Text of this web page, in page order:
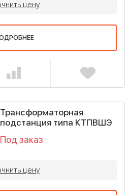
цену
Трансформаторная
подстанция типа КТПВШЭ
Под заказ
цену